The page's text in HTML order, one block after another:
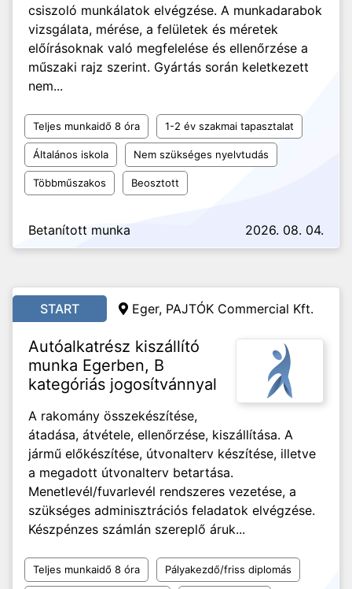
csiszoló munkálatok elvégzése. A munkadarabok
vizsgálata, mérése, a felületek és méretek
előírásoknak való megfelelése és ellenőrzése a
műszaki rajz szerint. Gyártás során keletkezett
nem...
Teljes munkaidő 8 óra 1-2 év szakmai tapasztalat
Általános iskola Nem szükséges nyelvtudás
Többműszakos Beosztott
Betanított munka 2026. 08. 04.
START Eger, PAJTÓK Commercial Kft.
Autóalkatrész kiszállító
munka Egerben, B
kategóriás jogosítvánnyal
A rakomány összekészítése,
átadása, átvétele, ellenőrzése, kiszállítása. A
jármű előkészítése, útvonalterv készítése, illetve
a megadott útvonalterv betartása.
Menetlevél/fuvarlevél rendszeres vezetése, a
szükséges adminisztrációs feladatok elvégzése.
Készpénzes számlán szereplő áruk...
Teljes munkaidő 8 óra Pályakezdő/friss diplomás